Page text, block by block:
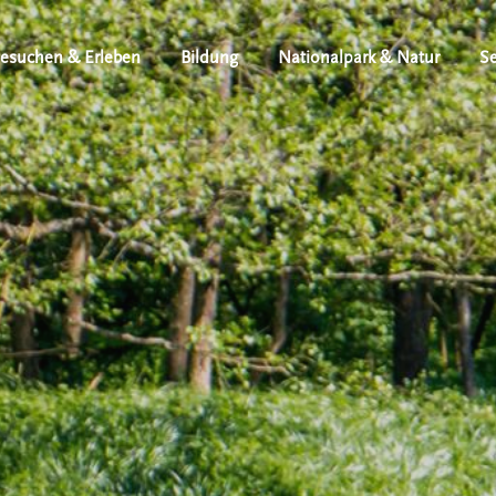
& Erleben Bildung Nationalpark & Natur